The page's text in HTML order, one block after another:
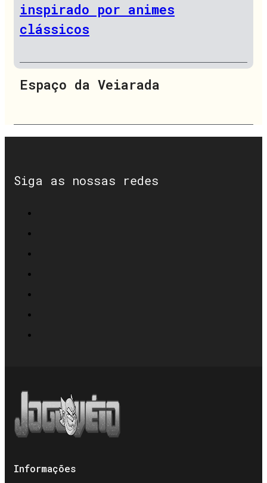
inspirado por animes
clássicos
Espaço da Veiarada
Siga as nossas redes
Informações